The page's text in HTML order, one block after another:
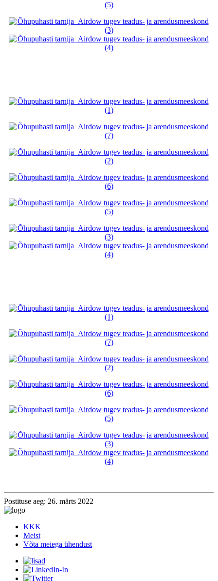
Postituse aeg: 26. märts 2022
KKK
Meist
Võta meiega ühendust